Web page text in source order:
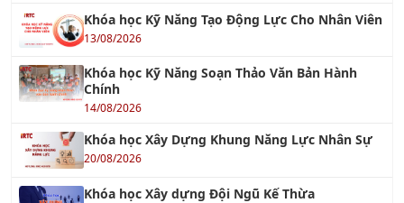
Khóa học Kỹ Năng Tạo Động Lực Cho Nhân Viên
13/08/2026
Khóa học Kỹ Năng Soạn Thảo Văn Bản Hành
Chính
14/08/2026
Khóa học Xây Dựng Khung Năng Lực Nhân Sự
20/08/2026
Khóa học Xây dựng Đội Ngũ Kế Thừa